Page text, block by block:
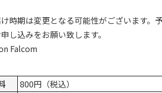
時期は変更となる可能性がございます。
し込みをお願い致します。
Falcom
800円（税込）